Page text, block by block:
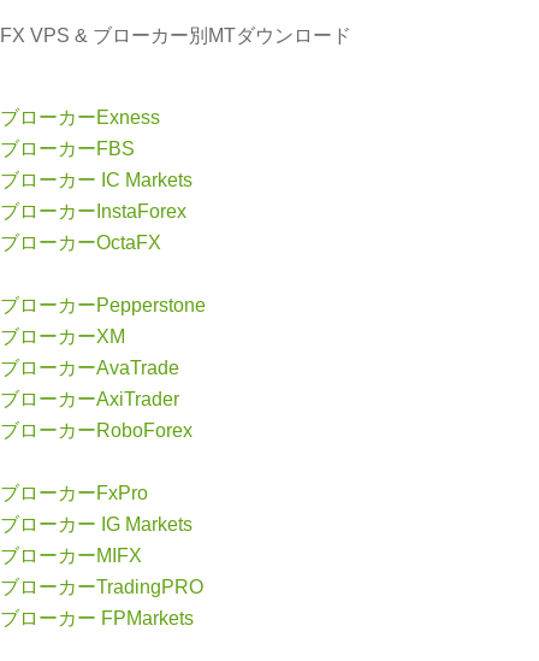
FX VPS & ブローカー別MTダウンロード
ブローカーExness
ブローカーFBS
ブローカー IC Markets
ブローカーInstaForex
ブローカーOctaFX
ブローカーPepperstone
ブローカーXM
ブローカーAvaTrade
ブローカーAxiTrader
ブローカーRoboForex
ブローカーFxPro
ブローカー IG Markets
ブローカーMIFX
ブローカーTradingPRO
ブローカー FPMarkets